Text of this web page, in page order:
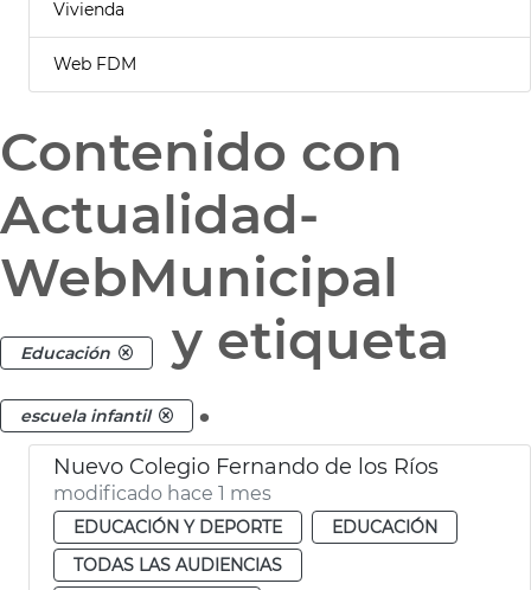
Vivienda
Web FDM
Contenido con
Actualidad-
WebMunicipal
Educación y etiqueta
escuela infantil .
Nuevo Colegio Fernando de los Ríos
modificado hace 1 mes
EDUCACIÓN Y DEPORTE
EDUCACIÓN
TODAS LAS AUDIENCIAS